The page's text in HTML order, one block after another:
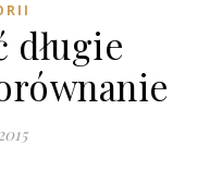
długie